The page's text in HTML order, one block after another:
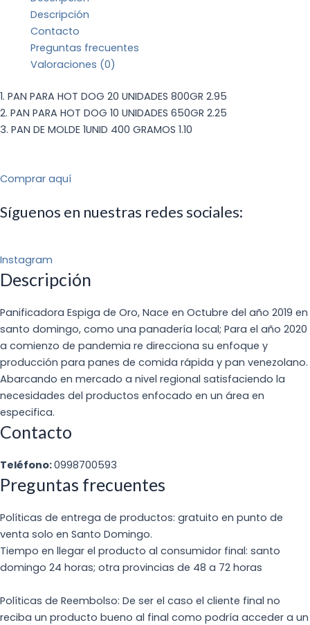
Descripción
Contacto
Preguntas frecuentes
Valoraciones (0)
1. PAN PARA HOT DOG 20 UNIDADES 800GR 2.95
2. PAN PARA HOT DOG 10 UNIDADES 650GR 2.25
3. PAN DE MOLDE 1UNID 400 GRAMOS 1.10
Comprar aquí
Síguenos en nuestras redes sociales:
Instagram
Descripción
Panificadora Espiga de Oro, Nace en Octubre del año 2019 en
santo domingo, como una panadería local; Para el año 2020
a comienzo de pandemia re direcciona su enfoque y
producción para panes de comida rápida y pan venezolano.
Abarcando en mercado a nivel regional satisfaciendo la
necesidades del productos enfocado en un área en
especifica.
Contacto
Teléfono:0998700593
Preguntas frecuentes
Políticas de entrega de productos: gratuito en punto de
venta solo en Santo Domingo.
Tiempo en llegar el producto al consumidor final: santo
domingo 24 horas; otra provincias de 48 a 72 horas
Políticas de Reembolso: De ser el caso el cliente final no
reciba un producto bueno al final como podría acceder a un